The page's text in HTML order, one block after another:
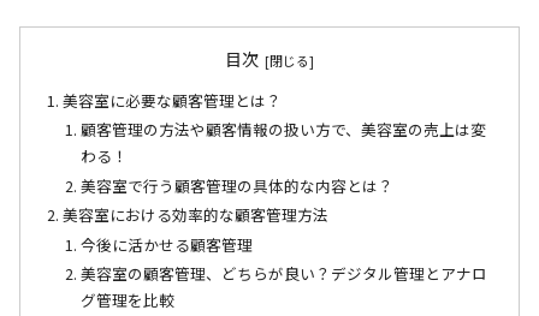
目次
美容室に必要な顧客管理とは？
顧客管理の方法や顧客情報の扱い方で、美容室の売上は変
わる！
美容室で行う顧客管理の具体的な内容とは？
美容室における効率的な顧客管理方法
今後に活かせる顧客管理
美容室の顧客管理、どちらが良い？デジタル管理とアナロ
グ管理を比較